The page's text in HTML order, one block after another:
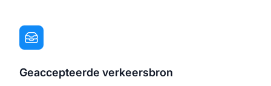
Geaccepteerde verkeersbron